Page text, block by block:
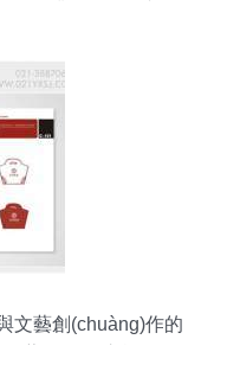
文藝創(chuàng)作的